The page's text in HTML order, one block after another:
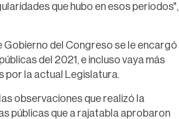
que hubo en esos periodos",
Gobierno del Congreso se le encargó
del 2021, e incluso vaya más
por la actual Legislatura.
observaciones que realizó la
públicas que a rajatabla aprobaron